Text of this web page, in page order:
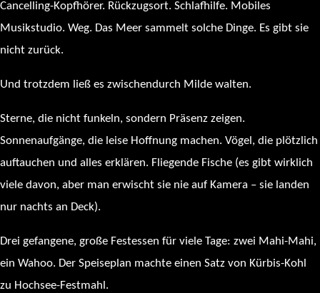
Cancelling-Kopfhörer. Rückzugsort. Schlafhilfe. Mobiles
Musikstudio. Weg. Das Meer sammelt solche Dinge. Es gibt sie
nicht zurück.
Und trotzdem ließ es zwischendurch Milde walten.
Sterne, die nicht funkeln, sondern Präsenz zeigen.
Sonnenaufgänge, die leise Hoffnung machen. Vögel, die plötzlich
auftauchen und alles erklären. Fliegende Fische (es gibt wirklich
viele davon, aber man erwischt sie nie auf Kamera – sie landen
nur nachts an Deck).
Drei gefangene, große Festessen für viele Tage: zwei Mahi-Mahi,
ein Wahoo. Der Speiseplan machte einen Satz von Kürbis-Kohl
zu Hochsee-Festmahl.